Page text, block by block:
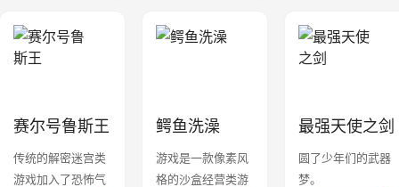
赛尔号鲁斯王
传统的解密迷宫类
游戏加入了恐怖气
鳄鱼洗澡
游戏是一款像素风
格的沙盒经营类游
最强天使之剑
圆了少年们的武器
梦。